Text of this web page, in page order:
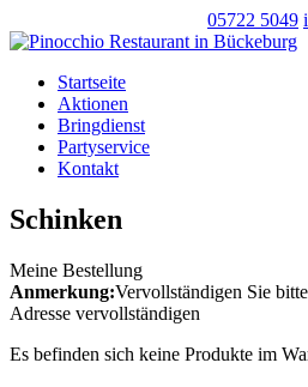
05722 5049
Startseite
Aktionen
Bringdienst
Partyservice
Kontakt
Schinken
Meine Bestellung
Anmerkung:Vervollständigen Sie
Adresse vervollständigen
Es befinden sich keine Produkte im